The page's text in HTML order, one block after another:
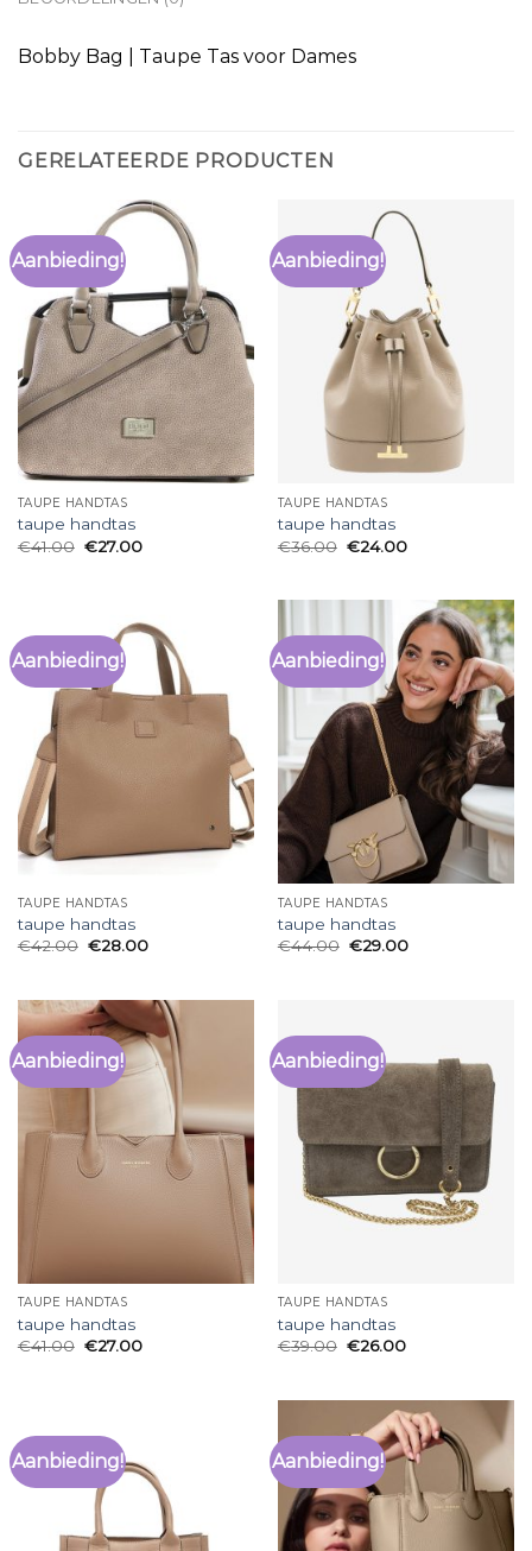
Bobby Bag | Taupe Tas voor Dames
GERELATEERDE PRODUCTEN
Aanbieding!
TAUPE HANDTAS
taupe handtas
€41.00 €27.00
Aanbieding!
TAUPE HANDTAS
taupe handtas
€36.00 €24.00
Aanbieding!
TAUPE HANDTAS
taupe handtas
€42.00 €28.00
Aanbieding!
TAUPE HANDTAS
taupe handtas
€44.00 €29.00
Aanbieding!
TAUPE HANDTAS
taupe handtas
€41.00 €27.00
Aanbieding!
TAUPE HANDTAS
taupe handtas
€39.00 €26.00
Aanbieding! Aanbieding!